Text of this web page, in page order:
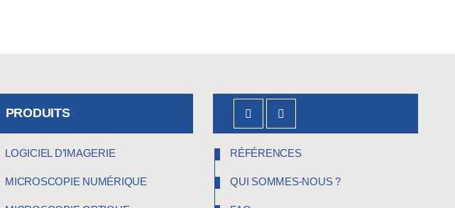
PRODUITS
LOGICIEL D’IMAGERIE
MICROSCOPIE NUMÉRIQUE
RÉFÉRENCES
QUI SOMMES-NOUS ?